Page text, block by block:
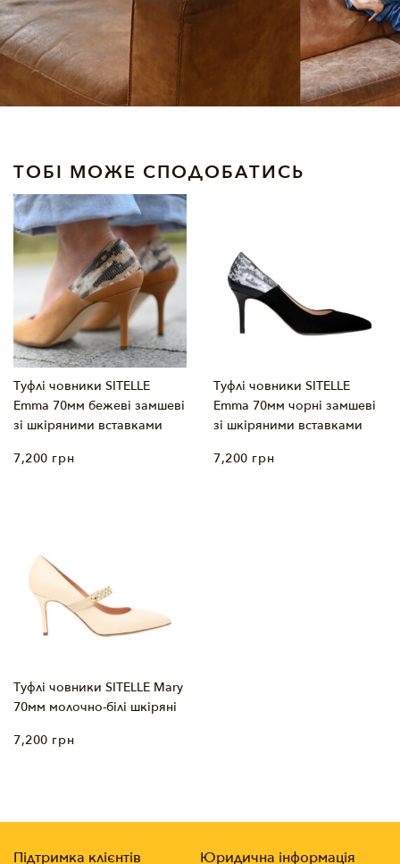
ТОБІ МОЖЕ СПОДОБАТИСЬ
Туфлі човники SITELLE
Emma 70мм бежеві замшеві
зі шкіряними вставками
7,200 грн
Туфлі човники SITELLE
Emma 70мм чорні замшеві
зі шкіряними вставками
7,200 грн
Туфлі човники SITELLE Mary
70мм молочно-білі шкіряні
7,200 грн
Підтримка клієнтів Юридична інформація